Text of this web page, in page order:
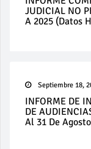
JUDICIAL NO
A 2025 (datos
Septiembre 18,
INFORME DE
DE
Al 31 De